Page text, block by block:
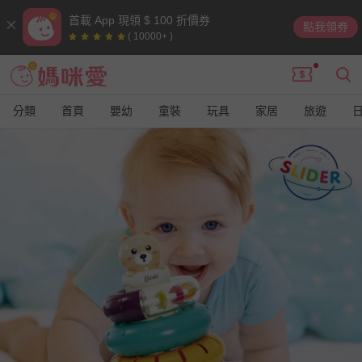
首載 App 現領 $ 100 折價券
( 10000+ )
點我領券
分類 首頁 嬰幼 童裝 玩具 家居 旅遊